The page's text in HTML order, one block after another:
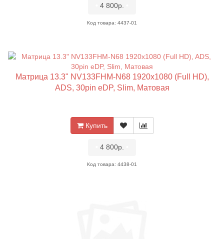
4 800р.
Код товара: 4437-01
Матрица 13.3" NV133FHM-N68 1920x1080 (Full HD),
ADS, 30pin eDP, Slim, Матовая
Купить
4 800р.
Код товара: 4438-01